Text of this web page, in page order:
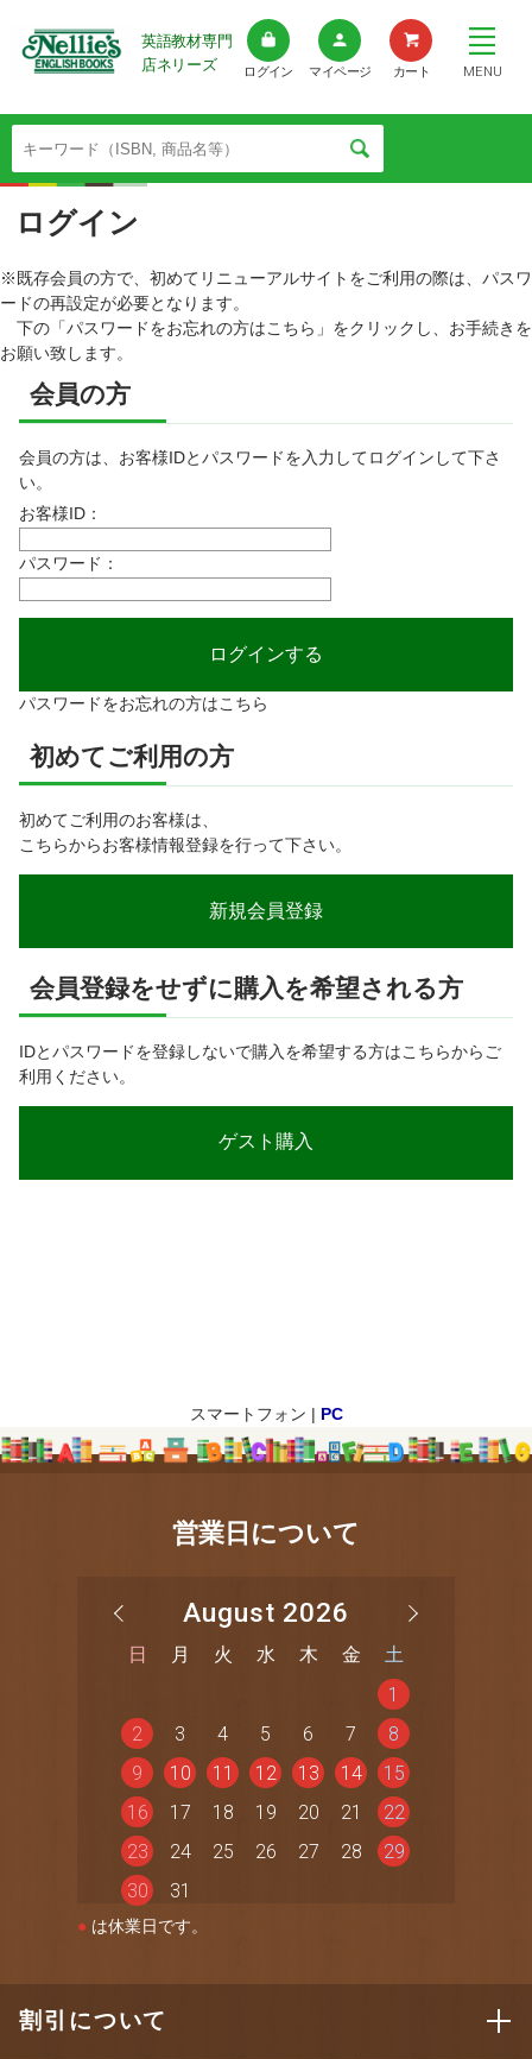
英語教材専門
店ネリーズ
ログイン マイページ カート MENU
ログイン
※既存会員の方で、初めてリニューアルサイトをご利用の際は、パスワ
ードの再設定が必要となります。
下の「パスワードをお忘れの方はこちら」をクリックし、お手続きを
お願い致します。
会員の方
会員の方は、お客様IDとパスワードを入力してログインして下さ
い。
お客様ID：
パスワード：
パスワードをお忘れの方はこちら
初めてご利用の方
初めてご利用のお客様は、
こちらからお客様情報登録を行って下さい。
会員登録をせずに購入を希望される方
IDとパスワードを登録しないで購入を希望する方はこちらからご
利用ください。
スマートフォン | PC
営業日について
August 2026
日 月 火 水 木 金
土
1
2
3 4 5 6 7
8
9
10 11 12 13 14
15
16
17 18 19 20 21
22
23
24 25 26 27 28
29
30
31
● は休業日です。
割引について